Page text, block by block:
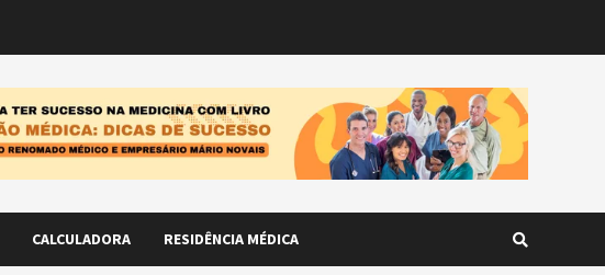
CALCULADORA RESIDÊNCIA MÉDICA